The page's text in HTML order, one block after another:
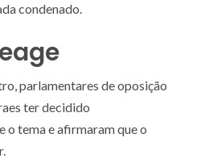
condenado.
parlamentares de oposição
ter decidido
tema e afirmaram que o